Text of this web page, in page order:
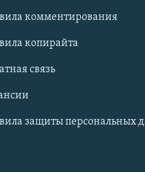
комментирования
копирайта
связь
защиты персональных